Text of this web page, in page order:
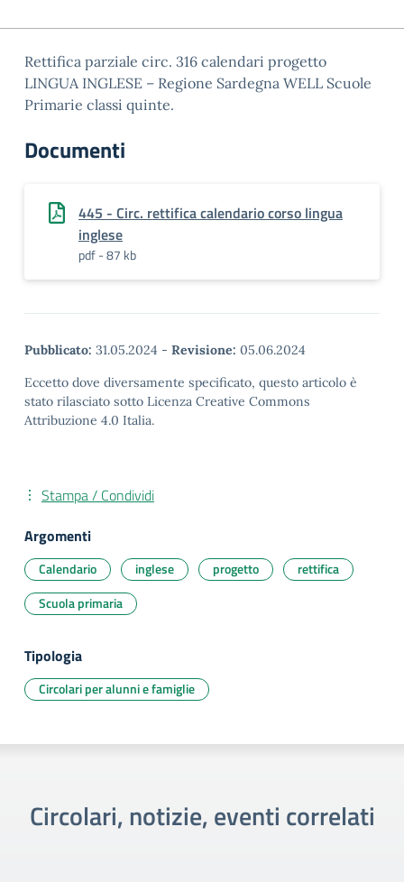
Rettifica parziale circ. 316 calendari progetto
LINGUA INGLESE – Regione Sardegna WELL Scuole
Primarie classi quinte.
Documenti
445 - Circ. rettifica calendario corso lingua
inglese
pdf - 87 kb
Pubblicato: 31.05.2024 - Revisione: 05.06.2024
Eccetto dove diversamente specificato, questo articolo è
stato rilasciato sotto Licenza Creative Commons
Attribuzione 4.0 Italia.
Stampa / Condividi
Argomenti
Calendario inglese progetto
rettifica
Scuola primaria
Tipologia
Circolari per alunni e famiglie
Circolari, notizie, eventi correlati